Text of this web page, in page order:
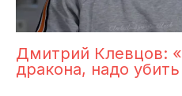
Дмитрий Клевцов:
дракона, надо